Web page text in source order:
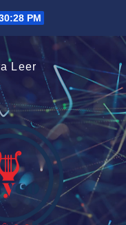
PM
Leer